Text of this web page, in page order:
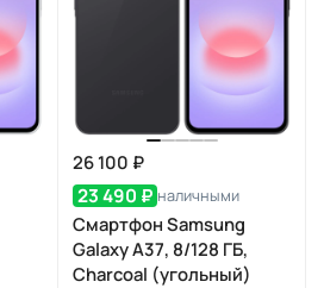
26 100 ₽
23 490 ₽ наличными
Смартфон Samsung
Galaxy A37, 8/128 ГБ,
Charcoal (угольный)